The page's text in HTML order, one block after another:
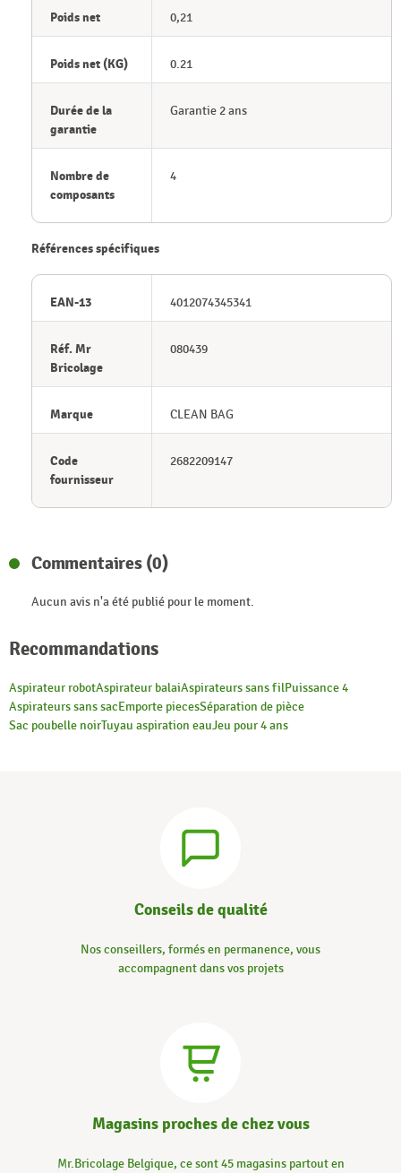
Poids net 0,21
Poids net (KG) 0.21
Durée de la
garantie
Garantie 2 ans
Nombre de
composants
4
Références spécifiques
EAN-13 4012074345341
Réf. Mr
Bricolage
080439
Marque CLEAN BAG
Code
fournisseur
2682209147
Commentaires (0)
Aucun avis n'a été publié pour le moment.
Recommandations
Aspirateur robotAspirateur balaiAspirateurs sans filPuissance 4
Aspirateurs sans sacEmporte piecesSéparation de pièce
Sac poubelle noirTuyau aspiration eauJeu pour 4 ans
Conseils de qualité
Nos conseillers, formés en permanence, vous
accompagnent dans vos projets
Magasins proches de chez vous
Mr.Bricolage Belgique, ce sont 45 magasins partout en